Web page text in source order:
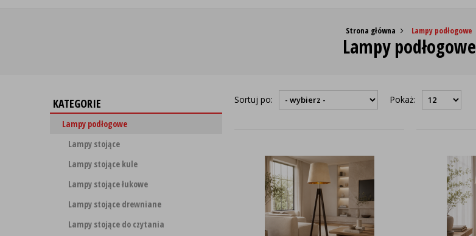
Strona główna Lampy podłogowe
Lampy podłogowe
KATEGORIE
Lampy podłogowe
Lampy stojące
Lampy stojące kule
Lampy stojące łukowe
Lampy stojące drewniane
Lampy stojące do czytania
Sortuj po: Pokaż: